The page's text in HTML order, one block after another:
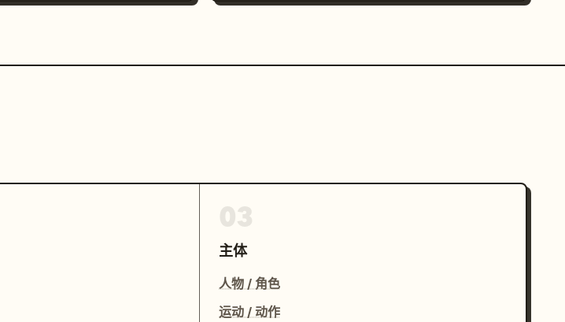
主体
人物 / 角色
运动 / 动作